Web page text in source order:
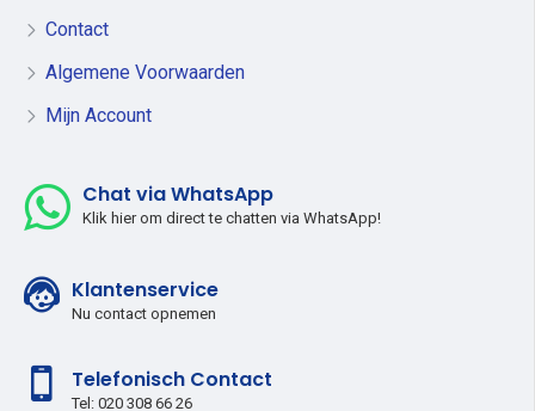
Contact
Algemene Voorwaarden
Mijn Account
Chat via WhatsApp
Klik hier om direct te chatten via WhatsApp!
Klantenservice
Nu contact opnemen
Telefonisch Contact
Tel: 020 308 66 26